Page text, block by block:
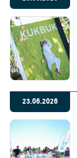
23.06.2026